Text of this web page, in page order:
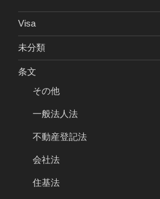
Visa
未分類
条文
その他
一般法人法
不動産登記法
会社法
住基法